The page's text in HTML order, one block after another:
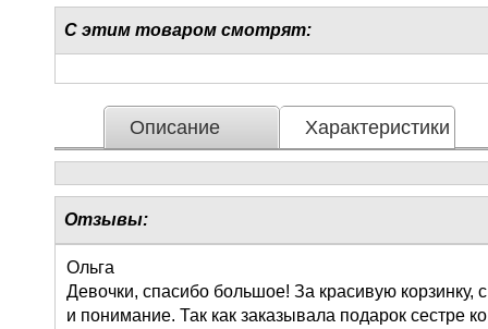
С этим товаром смотрят:
Описание Характеристики
Отзывы:
Ольга
Девочки, спасибо большое! За красивую корзинку,
и понимание. Так как заказывала подарок сестре